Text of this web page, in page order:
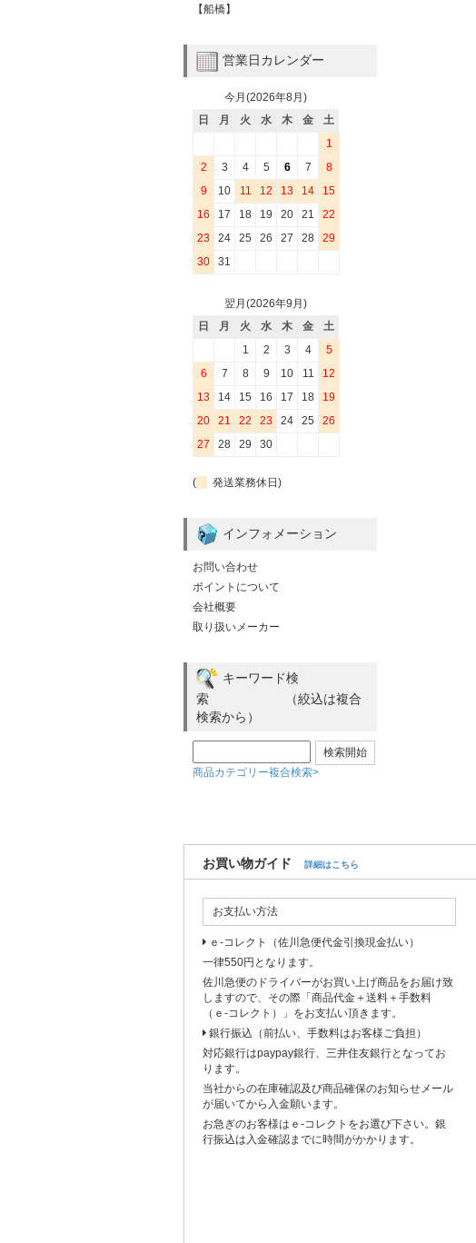
【船橋】
営業日カレンダー
今月(2026年8月)
日
月 火 水 木 金
土
1
2
3 4 5 6 7
8
9
10 11 12 13 14
15
16
17 18 19 20 21
22
23
24 25 26 27 28
29
30
31
翌月(2026年9月)
日
月 火 水 木 金
土
1
2 3 4
5
6
7 8 9 10 11
12
13
14 15 16 17 18
19
20
21 22 23 24 25
26
27
28 29 30
( 発送業務休日)
インフォメーション
お問い合わせ
ポイントについて
会社概要
取り扱いメーカー
キーワード検
索 （絞込は複合
検索から）
商品カテゴリー複合検索>
お買い物ガイド 詳細はこちら
お支払い方法
ｅ-コレクト（佐川急便代金引換現金払い）
一律550円となります。
佐川急便のドライバーがお買い上げ商品をお届け致
しますので、その際「商品代金＋送料＋手数料
（ｅ-コレクト）」をお支払い頂きます。
銀行振込（前払い、手数料はお客様ご負担）
対応銀行はpaypay銀行、三井住友銀行となってお
ります。
当社からの在庫確認及び商品確保のお知らせメール
が届いてから入金願います。
お急ぎのお客様はｅ-コレクトをお選び下さい。銀
行振込は入金確認までに時間がかかります。